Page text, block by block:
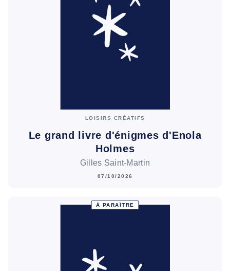
LOISIRS CRÉATIFS
Le grand livre d'énigmes d'Enola
Holmes
Gilles Saint-Martin
07/10/2026
À PARAÎTRE